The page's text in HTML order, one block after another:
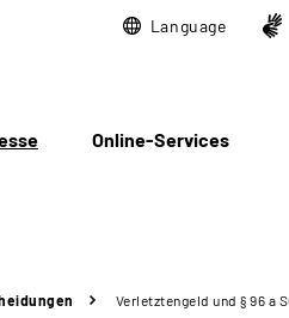
Language
Online-Services
Verletztengeld und § 96 a